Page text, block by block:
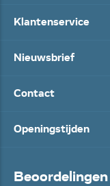
Klantenservice
Nieuwsbrief
Contact
Openingstijden
Beoordelingen